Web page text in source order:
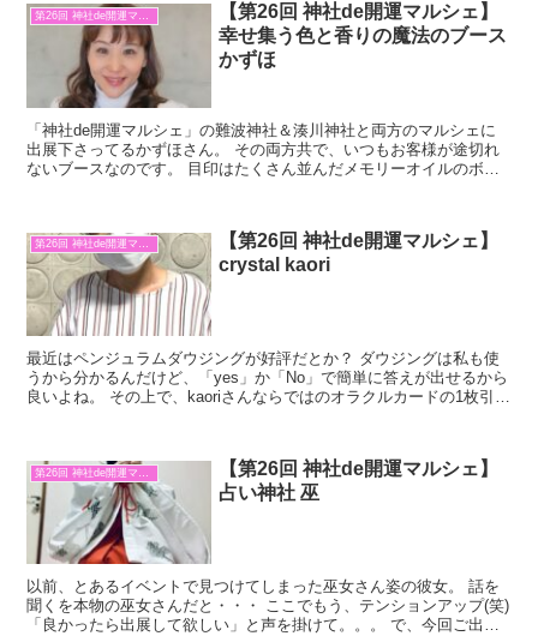
【第26回 神社de開運マルシェ】
幸せ集う色と香りの魔法のブース
かずほ
「神社de開運マルシェ」の難波神社＆湊川神社と両方のマルシェに
出展下さってるかずほさん。 その両方共で、いつもお客様が途切れ
ないブースなのです。 目印はたくさん並んだメモリーオイルのボト
第26回 神社de開運マルシェ
【第26回 神社de開運マルシェ】
crystal kaori
最近はペンジュラムダウジングが好評だとか？ ダウジングは私も使
うから分かるんだけど、「yes」か「No」で簡単に答えが出せるから
良いよね。 その上で、kaoriさんならではのオラクルカードの1枚引き
【第26回 神社de開運マルシェ】
占い神社 巫
以前、とあるイベントで見つけてしまった巫女さん姿の彼女。 話を
聞くを本物の巫女さんだと・・・ ここでもう、テンションアップ(笑)
「良かったら出展して欲しい」と声を掛けて。。。 で、今回ご出展